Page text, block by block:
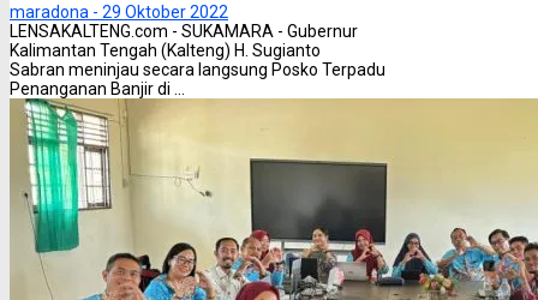
maradona - 29 Oktober 2022
LENSAKALTENG.com - SUKAMARA - Gubernur
Kalimantan Tengah (Kalteng) H. Sugianto
Sabran meninjau secara langsung Posko Terpadu
Penanganan Banjir di ...